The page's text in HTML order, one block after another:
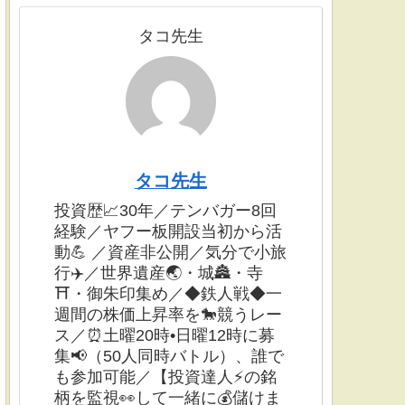
タコ先生
タコ先生
投資歴📈30年／テンバガー8回
経験／ヤフー板開設当初から活
動💪 ／資産非公開／気分で小旅
行✈️／世界遺産🌏・城🏯・寺
⛩・御朱印集め／◆鉄人戦◆一
週間の株価上昇率を🐎競うレー
ス／⏰土曜20時•日曜12時に募
集📢（50人同時バトル）、誰で
も参加可能／【投資達人⚡️の銘
柄を監視👀して一緒に💰儲けま